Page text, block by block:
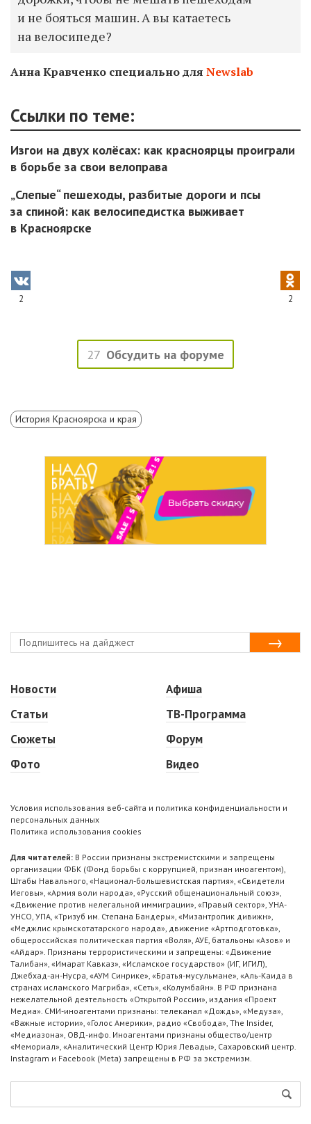
и не бояться машин. А вы катаетесь
на велосипеде?
Анна Кравченко специально для Newslab
Ссылки по теме:
Изгои на двух колёсах: как красноярцы проиграли
в борьбе за свои велоправа
„Слепые“ пешеходы, разбитые дороги и псы
за спиной: как велосипедистка выживает
в Красноярске
2 2
27 Обсудить на форуме
История Красноярска и края
Новости
Статьи
Сюжеты
Фото
Афиша
ТВ-Программа
Форум
Видео
Условия использования веб-сайта и политика конфиденциальности и
персональных данных
Политика использования cookies
Для читателей: В России признаны экстремистскими и запрещены
организации ФБК (Фонд борьбы с коррупцией, признан иноагентом),
Штабы Навального, «Национал-большевистская партия», «Свидетели
Иеговы», «Армия воли народа», «Русский общенациональный союз»,
«Движение против нелегальной иммиграции», «Правый сектор», УНА-
УНСО, УПА, «Тризуб им. Степана Бандеры», «Мизантропик дивижн»,
«Меджлис крымскотатарского народа», движение «Артподготовка»,
общероссийская политическая партия «Воля», АУЕ, батальоны «Азов» и
«Айдар». Признаны террористическими и запрещены: «Движение
Талибан», «Имарат Кавказ», «Исламское государство» (ИГ, ИГИЛ),
Джебхад-ан-Нусра, «АУМ Синрике», «Братья-мусульмане», «Аль-Каида в
странах исламского Магриба», «Сеть», «Колумбайн». В РФ признана
нежелательной деятельность «Открытой России», издания «Проект
Медиа». СМИ-иноагентами признаны: телеканал «Дождь», «Медуза»,
«Важные истории», «Голос Америки», радио «Свобода», The Insider,
«Медиазона», ОВД-инфо. Иноагентами признаны общество/центр
«Мемориал», «Аналитический Центр Юрия Левады», Сахаровский центр.
Instagram и Facebook (Metа) запрещены в РФ за экстремизм.